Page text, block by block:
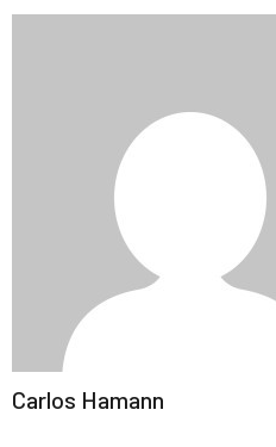
Carlos Hamann